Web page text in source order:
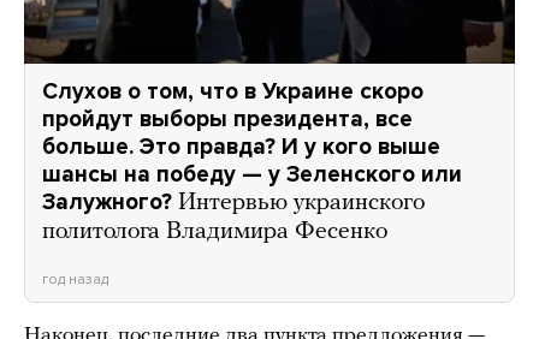
Слухов о том, что в Украине скоро
пройдут выборы президента, все
больше. Это правда? И у кого выше
шансы на победу — у Зеленского или
Залужного? Интервью украинского
политолога Владимира Фесенко
год назад